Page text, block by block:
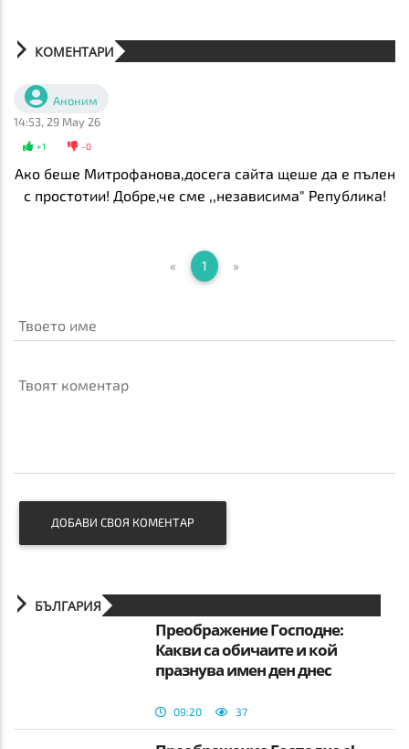
КОМЕНТАРИ
Аноним
14:53, 29 May 26
+1 -0
Ако беше Митрофанова,досега сайта щеше да е пълен
с простотии! Добре,че сме ,,независима" Република!
« 1 »
Твоето име
Твоят коментар
ДОБАВИ СВОЯ КОМЕНТАР
БЪЛГАРИЯ
Преображение Господне:
Какви са обичаите и кой
празнува имен ден днес
09:20 37